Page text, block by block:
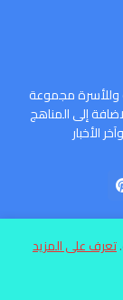
وللأسرة مجموعة
إلى المناهج
الأخبار
تعرف على المزيد